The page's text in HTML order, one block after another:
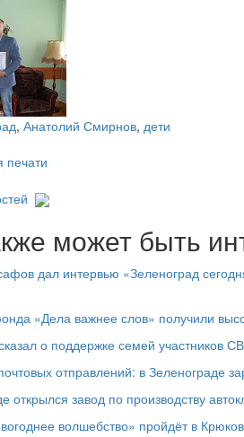
, Анатолий Смирнов, дети
печати
может быть
дал интервью «Зеленоград
«Дела важнее слов» получили
о поддержке семей участников
отправлений: в Зеленограде
открылся завод по производству
волшебство» пройдёт в